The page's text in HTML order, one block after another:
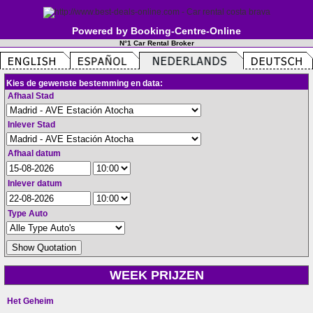
Powered by Booking-Centre-Online
N°1 Car Rental Broker
Kies de gewenste bestemming en data:
Afhaal Stad
Inlever Stad
Afhaal datum
Inlever datum
Type Auto
WEEK PRIJZEN
Het Geheim